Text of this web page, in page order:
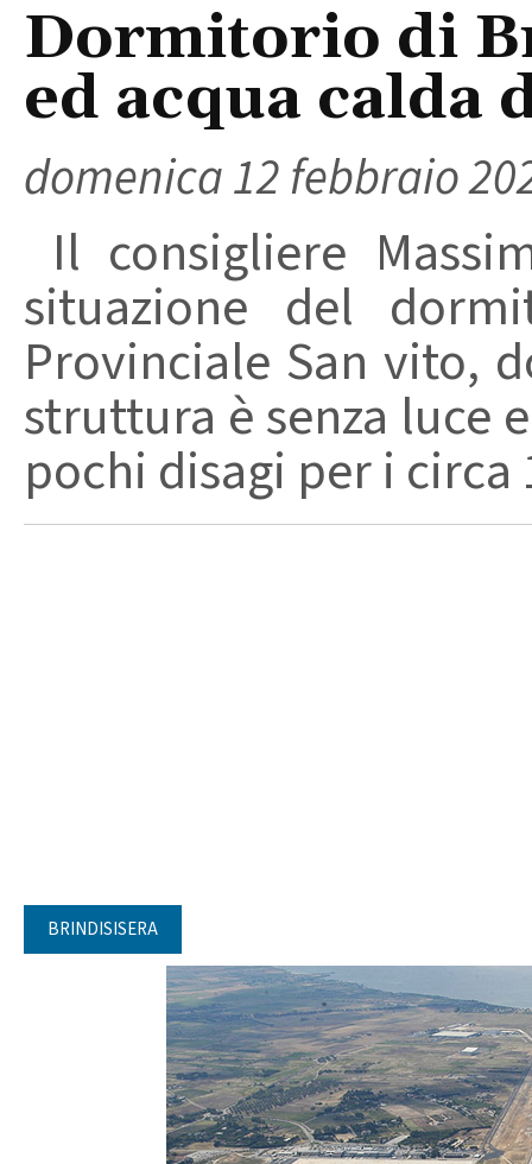
Dormitorio di
ed acqua calda
domenica 12 febbraio
Il consigliere
situazione del
Provinciale San vito,
struttura è senza luce
pochi disagi per i circa
BRINDISISERA